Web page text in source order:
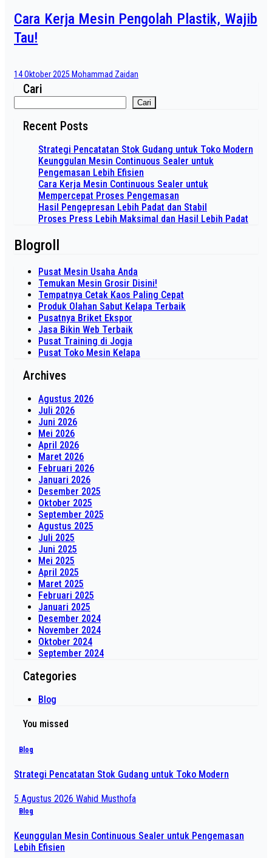
Cara Kerja Mesin Pengolah Plastik, Wajib
Tau!
14 Oktober 2025 Mohammad Zaidan
Cari
Cari
Recent Posts
Strategi Pencatatan Stok Gudang untuk Toko Modern
Keunggulan Mesin Continuous Sealer untuk
Pengemasan Lebih Efisien
Cara Kerja Mesin Continuous Sealer untuk
Mempercepat Proses Pengemasan
Hasil Pengepresan Lebih Padat dan Stabil
Proses Press Lebih Maksimal dan Hasil Lebih Padat
Blogroll
Pusat Mesin Usaha Anda
Temukan Mesin Grosir Disini!
Tempatnya Cetak Kaos Paling Cepat
Produk Olahan Sabut Kelapa Terbaik
Pusatnya Briket Ekspor
Jasa Bikin Web Terbaik
Pusat Training di Jogja
Pusat Toko Mesin Kelapa
Archives
Agustus 2026
Juli 2026
Juni 2026
Mei 2026
April 2026
Maret 2026
Februari 2026
Januari 2026
Desember 2025
Oktober 2025
September 2025
Agustus 2025
Juli 2025
Juni 2025
Mei 2025
April 2025
Maret 2025
Februari 2025
Januari 2025
Desember 2024
November 2024
Oktober 2024
September 2024
Categories
Blog
You missed
Blog
Strategi Pencatatan Stok Gudang untuk Toko Modern
5 Agustus 2026 Wahid Musthofa
Blog
Keunggulan Mesin Continuous Sealer untuk Pengemasan
Lebih Efisien